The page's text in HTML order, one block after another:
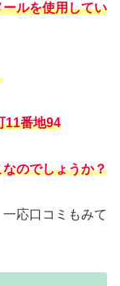
ルを使用してい
11番地94
のでしょうか？
応口コミもみて